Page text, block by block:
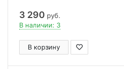
3 290 руб.
В наличии: 3
В корзину